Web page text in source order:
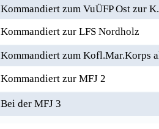
Kommandiert zum VuÜFP Ost zur
Kommandiert zur LFS Nordholz
Kommandiert zum Kofl.Mar.Korps
Kommandiert zur MFJ 2
Bei der MFJ 3